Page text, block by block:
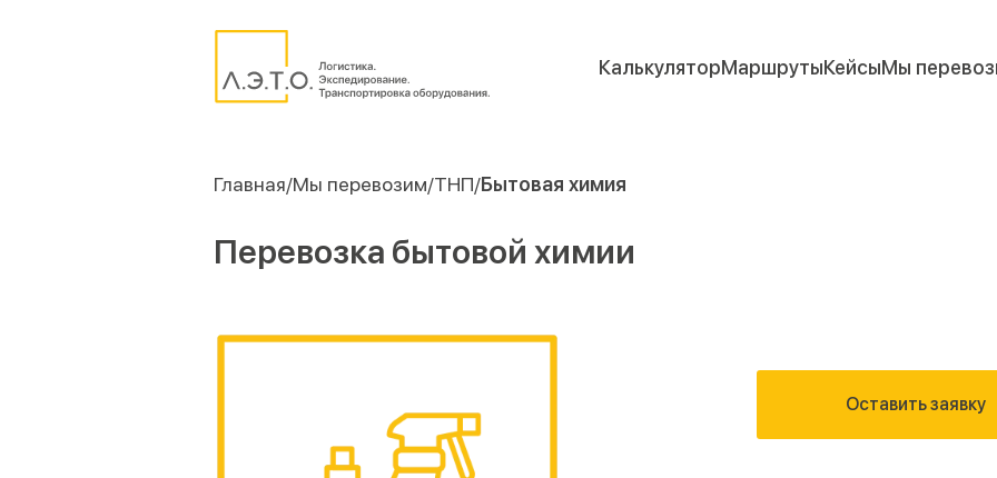
КалькуляторМаршрутыКейсыМы
Главная Мы перевозим ТНП Бытовая химия
Перевозка бытовой химии
Оставить заявку